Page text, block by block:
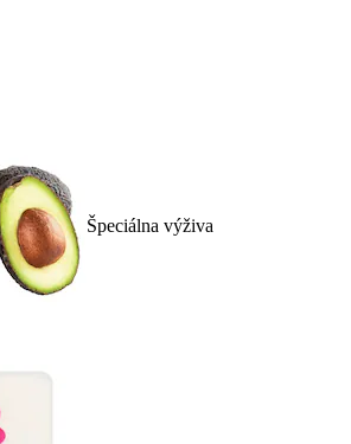
Špeciálna výživa